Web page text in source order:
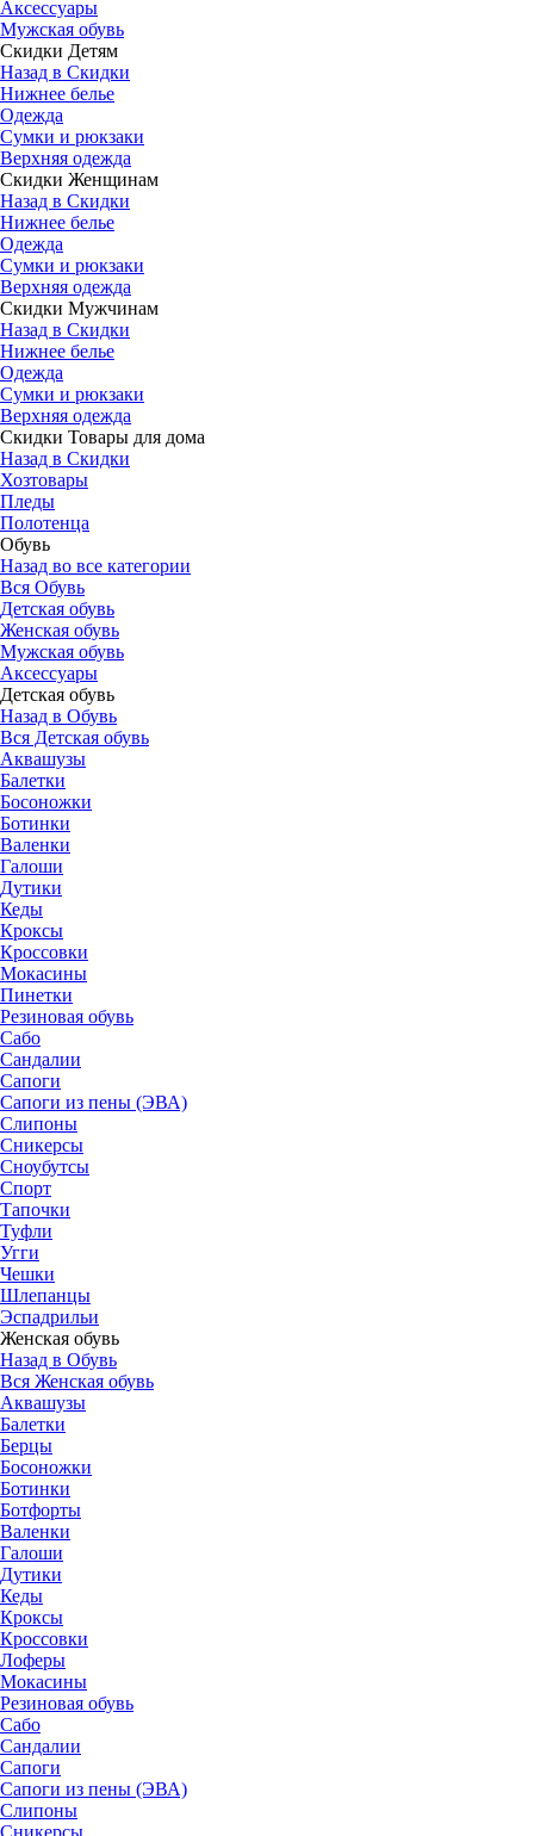
Аксессуары
Мужская обувь
Скидки Детям
Назад в Скидки
Нижнее белье
Одежда
Сумки и рюкзаки
Верхняя одежда
Скидки Женщинам
Назад в Скидки
Нижнее белье
Одежда
Сумки и рюкзаки
Верхняя одежда
Скидки Мужчинам
Назад в Скидки
Нижнее белье
Одежда
Сумки и рюкзаки
Верхняя одежда
Скидки Товары для дома
Назад в Скидки
Хозтовары
Пледы
Полотенца
Обувь
Назад во все категории
Вся Обувь
Детская обувь
Женская обувь
Мужская обувь
Аксессуары
Детская обувь
Назад в Обувь
Вся Детская обувь
Аквашузы
Балетки
Босоножки
Ботинки
Валенки
Галоши
Дутики
Кеды
Кроксы
Кроссовки
Мокасины
Пинетки
Резиновая обувь
Сабо
Сандалии
Сапоги
Сапоги из пены (ЭВА)
Слипоны
Сникерсы
Сноубутсы
Спорт
Тапочки
Туфли
Угги
Чешки
Шлепанцы
Эспадрильи
Женская обувь
Назад в Обувь
Вся Женская обувь
Аквашузы
Балетки
Берцы
Босоножки
Ботинки
Ботфорты
Валенки
Галоши
Дутики
Кеды
Кроксы
Кроссовки
Лоферы
Мокасины
Резиновая обувь
Сабо
Сандалии
Сапоги
Сапоги из пены (ЭВА)
Слипоны
Сникерсы